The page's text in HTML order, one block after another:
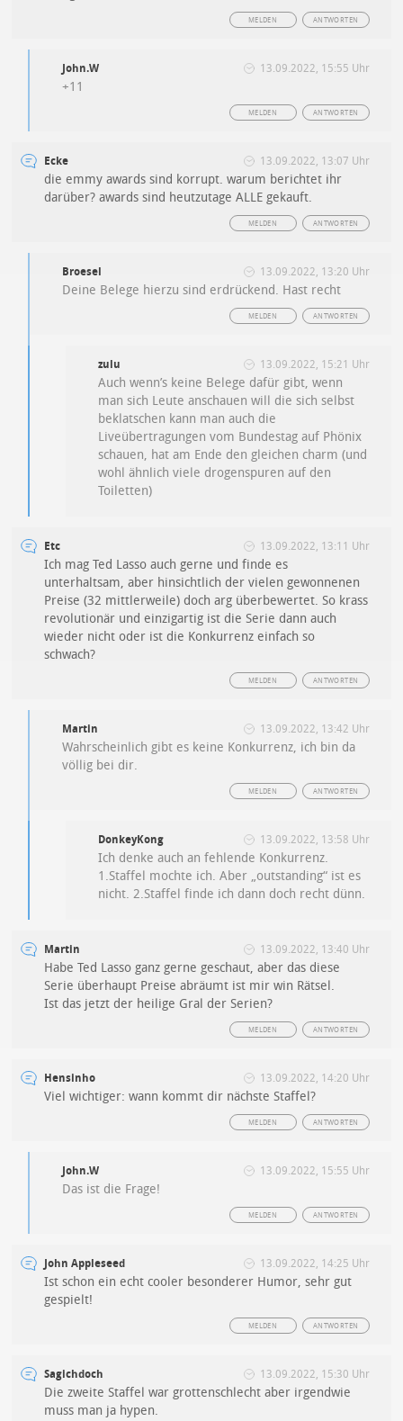
ANTWORTEN
MELDEN
John.W 13.09.2022, 15:55 Uhr
+11
ANTWORTEN
MELDEN
Ecke 13.09.2022, 13:07 Uhr
die emmy awards sind korrupt. warum berichtet ihr
darüber? awards sind heutzutage ALLE gekauft.
ANTWORTEN
MELDEN
Broesel 13.09.2022, 13:20 Uhr
Deine Belege hierzu sind erdrückend. Hast recht
ANTWORTEN
MELDEN
zulu 13.09.2022, 15:21 Uhr
Auch wenn’s keine Belege dafür gibt, wenn
man sich Leute anschauen will die sich selbst
beklatschen kann man auch die
Liveübertragungen vom Bundestag auf Phönix
schauen, hat am Ende den gleichen charm (und
wohl ähnlich viele drogenspuren auf den
Toiletten)
Etc 13.09.2022, 13:11 Uhr
Ich mag Ted Lasso auch gerne und finde es
unterhaltsam, aber hinsichtlich der vielen gewonnenen
Preise (32 mittlerweile) doch arg überbewertet. So krass
revolutionär und einzigartig ist die Serie dann auch
wieder nicht oder ist die Konkurrenz einfach so
schwach?
ANTWORTEN
MELDEN
Martin 13.09.2022, 13:42 Uhr
Wahrscheinlich gibt es keine Konkurrenz, ich bin da
völlig bei dir.
ANTWORTEN
MELDEN
DonkeyKong 13.09.2022, 13:58 Uhr
Ich denke auch an fehlende Konkurrenz.
1.Staffel mochte ich. Aber „outstanding“ ist es
nicht. 2.Staffel finde ich dann doch recht dünn.
Martin 13.09.2022, 13:40 Uhr
Habe Ted Lasso ganz gerne geschaut, aber das diese
Serie überhaupt Preise abräumt ist mir win Rätsel.
Ist das jetzt der heilige Gral der Serien?
ANTWORTEN
MELDEN
Hensinho 13.09.2022, 14:20 Uhr
Viel wichtiger: wann kommt dir nächste Staffel?
ANTWORTEN
MELDEN
John.W 13.09.2022, 15:55 Uhr
Das ist die Frage!
ANTWORTEN
MELDEN
John Appleseed 13.09.2022, 14:25 Uhr
Ist schon ein echt cooler besonderer Humor, sehr gut
gespielt!
ANTWORTEN
MELDEN
Sagichdoch 13.09.2022, 15:30 Uhr
Die zweite Staffel war grottenschlecht aber irgendwie
muss man ja hypen.